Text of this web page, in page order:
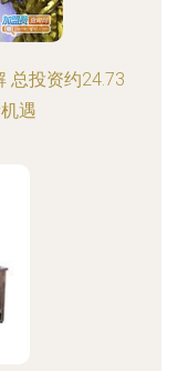
总投资约24.73
遇